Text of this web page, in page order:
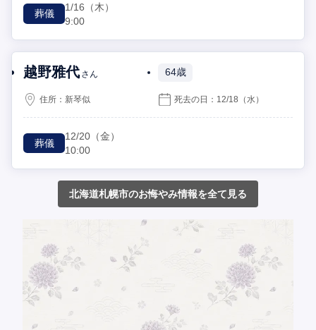
葬儀
1/16 （木）
9:00
越野雅代 さん 64歳
住所： 新琴似 死去の日： 12/18 （水）
葬儀
12/20 （金）
10:00
北海道札幌市のお悔やみ情報を全て見る